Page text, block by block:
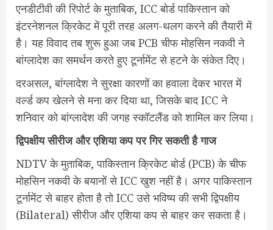
एनडीटीवी की रिपोर्ट के मुताबिक, ICC बोर्ड पाकिस्तान को
इंटरनेशनल क्रिकेट में पूरी तरह अलग-थलग करने की तैयारी में
है। यह विवाद तब शुरू हुआ जब PCB चीफ मोहसिन नकवी ने
बांग्लादेश का समर्थन करते हुए टूर्नामेंट से हटने के संकेत दिए।
दरअसल, बांग्लादेश ने सुरक्षा कारणों का हवाला देकर भारत में
वर्ल्ड कप खेलने से मना कर दिया था, जिसके बाद ICC ने
शनिवार को बांग्लादेश की जगह स्कॉटलैंड को शामिल कर लिया।
द्विपक्षीय सीरीज और एशिया कप पर गिर सकती है गाज
NDTV के मुताबिक, पाकिस्तान क्रिकेट बोर्ड (PCB) के चीफ
मोहसिन नकवी के बयानों से ICC खुश नहीं है। अगर पाकिस्तान
टूर्नामेंट से बाहर होता है तो ICC उसे भविष्य की सभी द्विपक्षीय
(Bilateral) सीरीज और एशिया कप से बाहर कर सकता है।